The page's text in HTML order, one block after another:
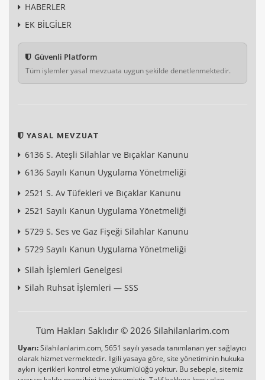
HABERLER
EK BİLGİLER
Güvenli Platform
Tüm işlemler yasal mevzuata uygun şekilde denetlenmektedir.
YASAL MEVZUAT
6136 S. Ateşli Silahlar ve Bıçaklar Kanunu
6136 Sayılı Kanun Uygulama Yönetmeliği
2521 S. Av Tüfekleri ve Bıçaklar Kanunu
2521 Sayılı Kanun Uygulama Yönetmeliği
5729 S. Ses ve Gaz Fişeği Silahlar Kanunu
5729 Sayılı Kanun Uygulama Yönetmeliği
Silah İşlemleri Genelgesi
Silah Ruhsat İşlemleri — SSS
Tüm Hakları Saklıdır © 2026 Silahilanlarim.com
Uyarı:Silahilanlarim.com, 5651 sayılı yasada tanımlanan yer sağlayıcı
olarak hizmet vermektedir. İlgili yasaya göre, site yönetiminin hukuka
aykırı içerikleri kontrol etme yükümlülüğü yoktur. Bu sebeple, sitemiz